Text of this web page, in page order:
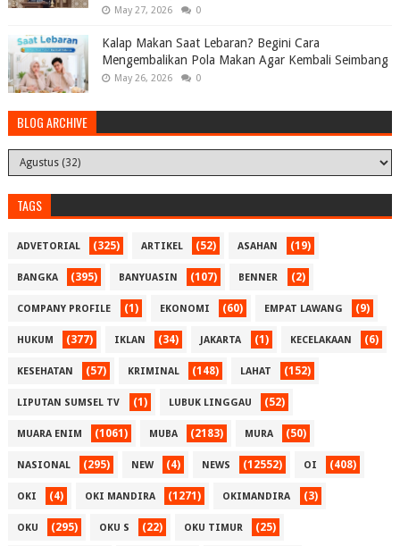
May 27, 2026 0
Kalap Makan Saat Lebaran? Begini Cara
Mengembalikan Pola Makan Agar Kembali Seimbang
May 26, 2026 0
BLOG ARCHIVE
TAGS
ADVETORIAL (325) ARTIKEL (52) ASAHAN (19)
BANGKA (395) BANYUASIN (107) BENNER (2)
COMPANY PROFILE (1) EKONOMI (60) EMPAT LAWANG (9)
HUKUM (377) IKLAN (34) JAKARTA (1) KECELAKAAN (6)
KESEHATAN (57) KRIMINAL (148) LAHAT (152)
LIPUTAN SUMSEL TV (1) LUBUK LINGGAU (52)
MUARA ENIM (1061) MUBA (2183) MURA (50)
NASIONAL (295) NEW (4) NEWS (12552) OI (408)
OKI (4) OKI MANDIRA (1271) OKIMANDIRA (3)
OKU (295) OKU S (22) OKU TIMUR (25)